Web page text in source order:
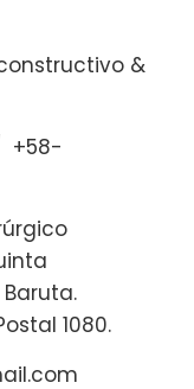
&
+58-
1080.